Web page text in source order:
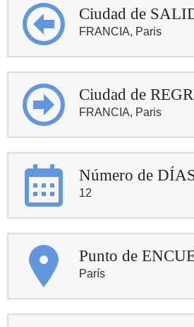
Ciudad de
FRANCIA, Paris
Ciudad de
FRANCIA, Paris
Número de
12
Punto de
París